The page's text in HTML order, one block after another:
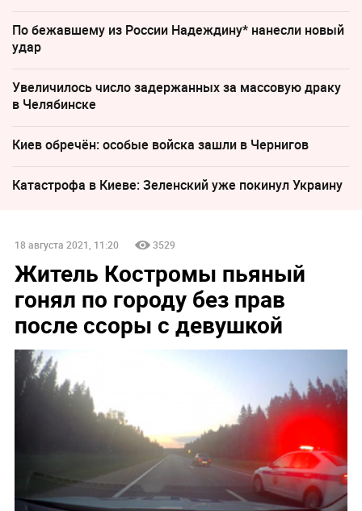
По бежавшему из России Надеждину* нанесли новый
удар
Увеличилось число задержанных за массовую драку
в Челябинске
Киев обречён: особые войска зашли в Чернигов
Катастрофа в Киеве: Зеленский уже покинул Украину
18 августа 2021, 11:20 3529
Житель Костромы пьяный
гонял по городу без прав
после ссоры с девушкой